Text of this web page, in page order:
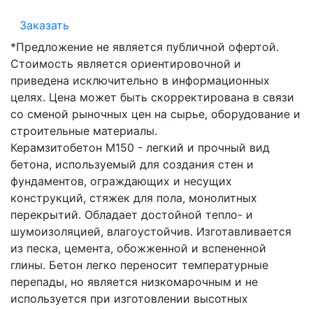
Заказать
*Предложение не является публичной офертой.
Стоимость является ориентировочной и
приведена исключительно в информационных
целях. Цена может быть скорректирована в связи
со сменой рыночных цен на сырье, оборудование и
строительные материалы.
Керамзитобетон М150 - легкий и прочный вид
бетона, используемый для создания стен и
фундаментов, ограждающих и несущих
конструкций, стяжек для пола, монолитных
перекрытий. Обладает достойной тепло- и
шумоизоляцией, влагоустойчив. Изготавливается
из песка, цемента, обожженной и вспененной
глины. Бетон легко переносит температурные
перепады, но является низкомарочным и не
используется при изготовлении высотных